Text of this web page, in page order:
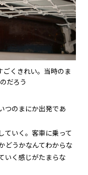
ごくきれい。当時のま
だろう
つのまにか出発であ
ていく。客車に乗って
どうかなんてわからな
いく感じがたまらな